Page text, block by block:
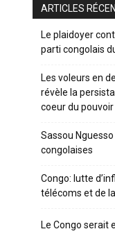
ARTICLES
Le plaidoyer
parti congolais
Les voleurs en
révèle la
coeur du pouvoir
Sassou
congolaises
Congo: lutte
télécoms et de
Le Congo serait